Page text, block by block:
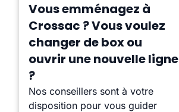
Vous emménagez à
Crossac ? Vous voulez
changer de box ou
ouvrir une nouvelle ligne
?
Nos conseillers sont à votre
disposition pour vous guider